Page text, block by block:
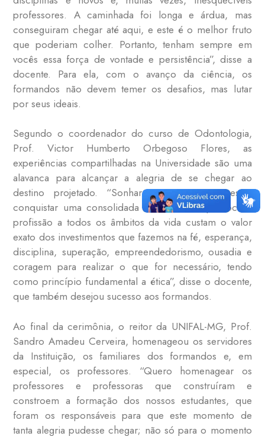
professores. A caminhada foi longa e árdua, mas
conseguiram chegar até aqui, e este é o melhor fruto
que poderiam colher. Portanto, tenham sempre em
vocês essa força de vontade e persistência”, disse a
docente. Para ela, com o avanço da ciência, os
formandos não devem temer os desafios, mas lutar
por seus ideais.
Segundo o coordenador do curso de Odontologia,
Prof. Victor Humberto Orbegoso Flores, as
experiências compartilhadas na Universidade são uma
alavanca para alcançar a alegria de se chegar ao
destino projetado. “Sonhar, construir o sucesso,
conquistar uma consolidada estrutura no que toca à
profissão a todos os âmbitos da vida custam o valor
exato dos investimentos que fazemos na fé, esperança,
disciplina, superação, empreendedorismo, ousadia e
coragem para realizar o que for necessário, tendo
como princípio fundamental a ética”, disse o docente,
que também desejou sucesso aos formandos.
Ao final da cerimônia, o reitor da UNIFAL-MG, Prof.
Sandro Amadeu Cerveira, homenageou os servidores
da Instituição, os familiares dos formandos e, em
especial, os professores. “Quero homenagear os
professores e professoras que construíram e
constroem a formação dos nossos estudantes, que
foram os responsáveis para que este momento de
tanta alegria pudesse chegar; não só para o momento